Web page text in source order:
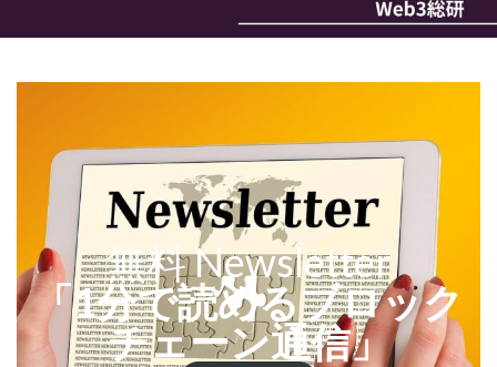
無料 Newsletter
「1分で読めるブロック
チェーン通信」